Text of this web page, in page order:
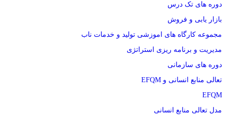
دوره های تک درس
بازار یابی و فروش
مجموعه کارگاه های اموزشی تولید و خدمات ناب
مدیریت و برنامه ریزی استراتژی
دوره های سازمانی
تعالی منابع انسانی و EFQM
EFQM
مدل تعالی منابع انسانی